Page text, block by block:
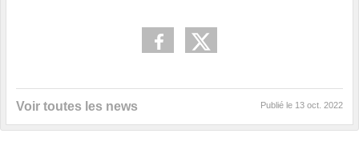
Voir toutes les news Publié le 13 oct. 2022